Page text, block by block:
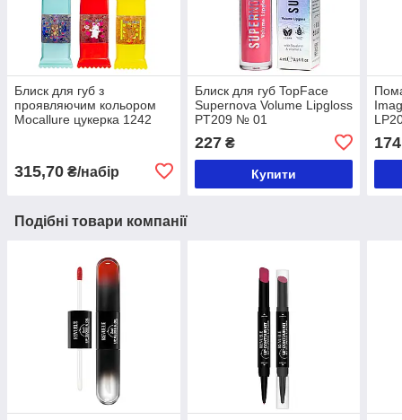
Блиск для губ з
проявляючим кольором
Mocallure цукерка 1242
315,70 ₴/набір
Блиск для губ TopFace
Supernova Volume Lipgloss
PT209 № 01
227₴
Купити
174
Подібні товари компанії